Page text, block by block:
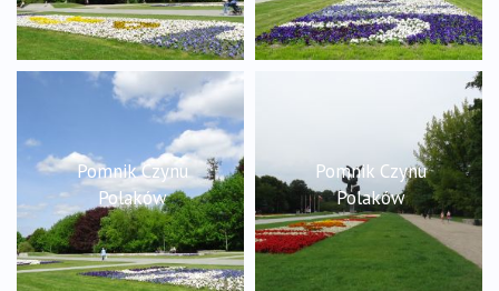
Pomnik Czynu
Polaków
Pomnik Czynu
Polaków